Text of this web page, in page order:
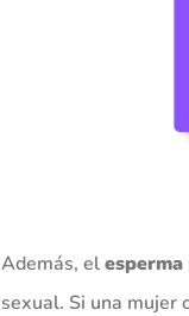
Además, elesperma
sexual. Si una mujer